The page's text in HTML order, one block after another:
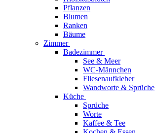
Pflanzen
Blumen
Ranken
Bäume
Zimmer
Badezimmer
See & Meer
WC-Männchen
Fliesenaufkleber
Wandworte & Sprüche
Küche
Sprüche
Worte
Kaffee & Tee